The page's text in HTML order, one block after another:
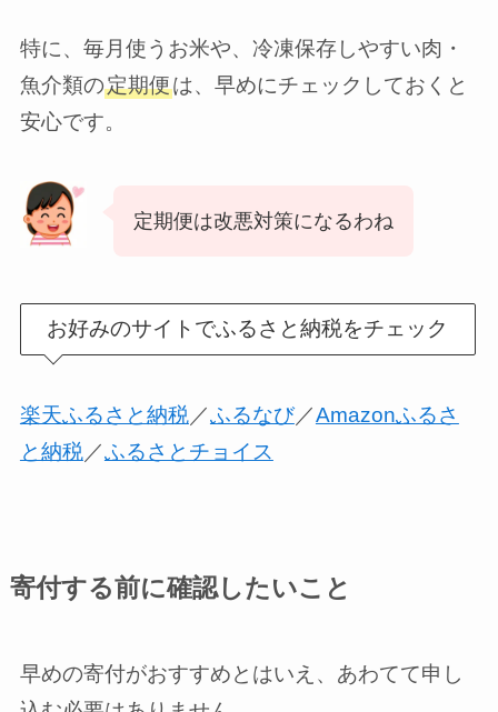
特に、毎月使うお米や、冷凍保存しやすい肉・
魚介類の定期便は、早めにチェックしておくと
安心です。
定期便は改悪対策になるわね
お好みのサイトでふるさと納税をチェック
楽天ふるさと納税／ふるなび／Amazonふるさ
と納税／ふるさとチョイス
寄付する前に確認したいこと
早めの寄付がおすすめとはいえ、あわてて申し